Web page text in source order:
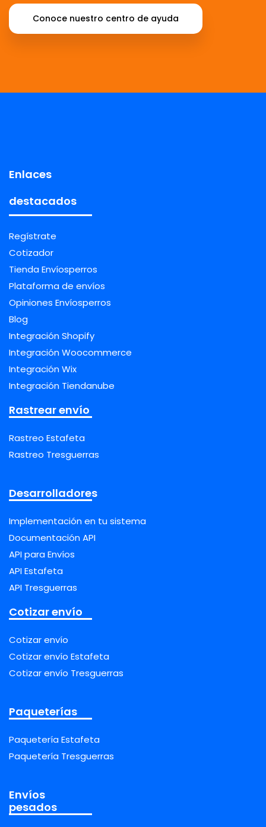
Conoce nuestro centro de ayuda
Enlaces
destacados
Regístrate
Cotizador
Tienda Envíosperros
Plataforma de envíos
Opiniones Envíosperros
Blog
Integración Shopify
Integración Woocommerce
Integración Wix
Integración Tiendanube
Rastrear envío
Rastreo Estafeta
Rastreo Tresguerras
Desarrolladores
Implementación en tu sistema
Documentación API
API para Envíos
API Estafeta
API Tresguerras
Cotizar envío
Cotizar envío
Cotizar envío Estafeta
Cotizar envío Tresguerras
Paqueterías
Paquetería Estafeta
Paquetería Tresguerras
Envíos
pesados